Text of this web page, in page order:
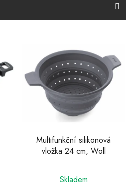
Multifunkční silikonová
vložka 24 cm, Woll
Skladem